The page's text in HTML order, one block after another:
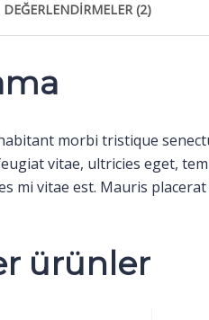
DEĞERLENDIRMELER (2)
morbi tristique
vitae, ultricies eget,
mi vitae est. Mauris
ürünler